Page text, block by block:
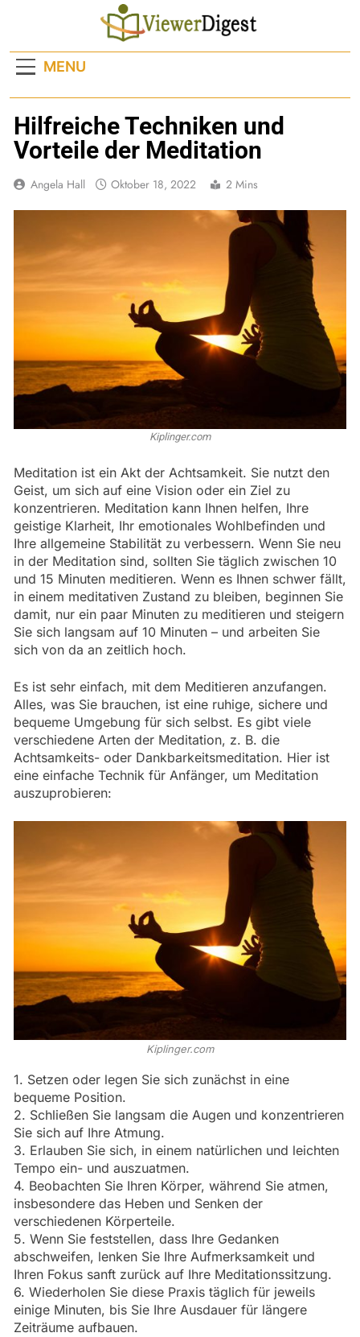
MENU
Hilfreiche Techniken und
Vorteile der Meditation
Angela Hall Oktober 18, 2022 2 Mins
Kiplinger.com
Meditation ist ein Akt der Achtsamkeit. Sie nutzt den
Geist, um sich auf eine Vision oder ein Ziel zu
konzentrieren. Meditation kann Ihnen helfen, Ihre
geistige Klarheit, Ihr emotionales Wohlbefinden und
Ihre allgemeine Stabilität zu verbessern. Wenn Sie neu
in der Meditation sind, sollten Sie täglich zwischen 10
und 15 Minuten meditieren. Wenn es Ihnen schwer fällt,
in einem meditativen Zustand zu bleiben, beginnen Sie
damit, nur ein paar Minuten zu meditieren und steigern
Sie sich langsam auf 10 Minuten – und arbeiten Sie
sich von da an zeitlich hoch.
Es ist sehr einfach, mit dem Meditieren anzufangen.
Alles, was Sie brauchen, ist eine ruhige, sichere und
bequeme Umgebung für sich selbst. Es gibt viele
verschiedene Arten der Meditation, z. B. die
Achtsamkeits- oder Dankbarkeitsmeditation. Hier ist
eine einfache Technik für Anfänger, um Meditation
auszuprobieren:
Kiplinger.com
1. Setzen oder legen Sie sich zunächst in eine
bequeme Position.
2. Schließen Sie langsam die Augen und konzentrieren
Sie sich auf Ihre Atmung.
3. Erlauben Sie sich, in einem natürlichen und leichten
Tempo ein- und auszuatmen.
4. Beobachten Sie Ihren Körper, während Sie atmen,
insbesondere das Heben und Senken der
verschiedenen Körperteile.
5. Wenn Sie feststellen, dass Ihre Gedanken
abschweifen, lenken Sie Ihre Aufmerksamkeit und
Ihren Fokus sanft zurück auf Ihre Meditationssitzung.
6. Wiederholen Sie diese Praxis täglich für jeweils
einige Minuten, bis Sie Ihre Ausdauer für längere
Zeiträume aufbauen.